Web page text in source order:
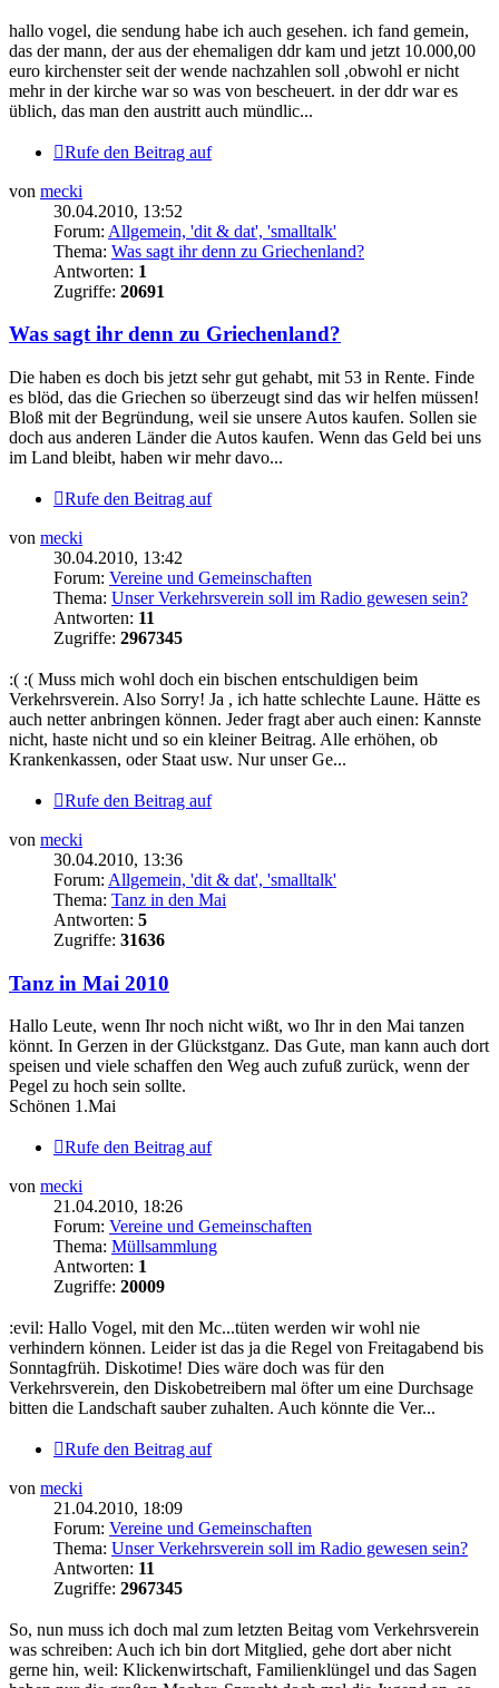
hallo vogel, die sendung habe ich auch gesehen. ich fand gemein,
das der mann, der aus der ehemaligen ddr kam und jetzt 10.000,00
euro kirchenster seit der wende nachzahlen soll ,obwohl er nicht
mehr in der kirche war so was von bescheuert. in der ddr war es
üblich, das man den austritt auch mündlic...
Rufe den Beitrag auf
von mecki
30.04.2010, 13:52
Forum: Allgemein, 'dit & dat', 'smalltalk'
Thema: Was sagt ihr denn zu Griechenland?
Antworten: 1
Zugriffe: 20691
Was sagt ihr denn zu Griechenland?
Die haben es doch bis jetzt sehr gut gehabt, mit 53 in Rente. Finde
es blöd, das die Griechen so überzeugt sind das wir helfen müssen!
Bloß mit der Begründung, weil sie unsere Autos kaufen. Sollen sie
doch aus anderen Länder die Autos kaufen. Wenn das Geld bei uns
im Land bleibt, haben wir mehr davo...
Rufe den Beitrag auf
von mecki
30.04.2010, 13:42
Forum: Vereine und Gemeinschaften
Thema: Unser Verkehrsverein soll im Radio gewesen sein?
Antworten: 11
Zugriffe: 2967345
:( :( Muss mich wohl doch ein bischen entschuldigen beim
Verkehrsverein. Also Sorry! Ja , ich hatte schlechte Laune. Hätte es
auch netter anbringen können. Jeder fragt aber auch einen: Kannste
nicht, haste nicht und so ein kleiner Beitrag. Alle erhöhen, ob
Krankenkassen, oder Staat usw. Nur unser Ge...
Rufe den Beitrag auf
von mecki
30.04.2010, 13:36
Forum: Allgemein, 'dit & dat', 'smalltalk'
Thema: Tanz in den Mai
Antworten: 5
Zugriffe: 31636
Tanz in Mai 2010
Hallo Leute, wenn Ihr noch nicht wißt, wo Ihr in den Mai tanzen
könnt. In Gerzen in der Glückstganz. Das Gute, man kann auch dort
speisen und viele schaffen den Weg auch zufuß zurück, wenn der
Pegel zu hoch sein sollte.
Schönen 1.Mai
Rufe den Beitrag auf
von mecki
21.04.2010, 18:26
Forum: Vereine und Gemeinschaften
Thema: Müllsammlung
Antworten: 1
Zugriffe: 20009
:evil: Hallo Vogel, mit den Mc...tüten werden wir wohl nie
verhindern können. Leider ist das ja die Regel von Freitagabend bis
Sonntagfrüh. Diskotime! Dies wäre doch was für den
Verkehrsverein, den Diskobetreibern mal öfter um eine Durchsage
bitten die Landschaft sauber zuhalten. Auch könnte die Ver...
Rufe den Beitrag auf
von mecki
21.04.2010, 18:09
Forum: Vereine und Gemeinschaften
Thema: Unser Verkehrsverein soll im Radio gewesen sein?
Antworten: 11
Zugriffe: 2967345
So, nun muss ich doch mal zum letzten Beitag vom Verkehrsverein
was schreiben: Auch ich bin dort Mitglied, gehe dort aber nicht
gerne hin, weil: Klickenwirtschaft, Familienklüngel und das Sagen